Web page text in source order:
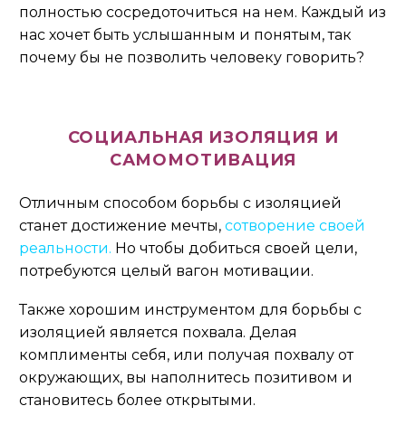
полностью сосредоточиться на нем. Каждый из
нас хочет быть услышанным и понятым, так
почему бы не позволить человеку говорить?
СОЦИАЛЬНАЯ ИЗОЛЯЦИЯ И
САМОМОТИВАЦИЯ
Отличным способом борьбы с изоляцией
станет достижение мечты, сотворение своей
реальности. Но чтобы добиться своей цели,
потребуются целый вагон мотивации.
Также хорошим инструментом для борьбы с
изоляцией является похвала. Делая
комплименты себя, или получая похвалу от
окружающих, вы наполнитесь позитивом и
становитесь более открытыми.